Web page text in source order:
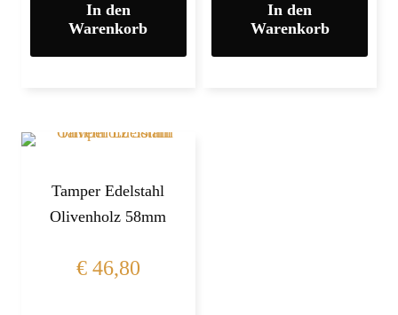
In den
Warenkorb
In den
Warenkorb
Tamper Edelstahl
Olivenholz 58mm
€46,80